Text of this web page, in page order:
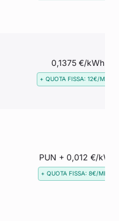
0,1375 €/kWh
+ QUOTA FISSA: 12€/MESE
PUN + 0,012 €/kWh
+ QUOTA FISSA: 8€/MESE